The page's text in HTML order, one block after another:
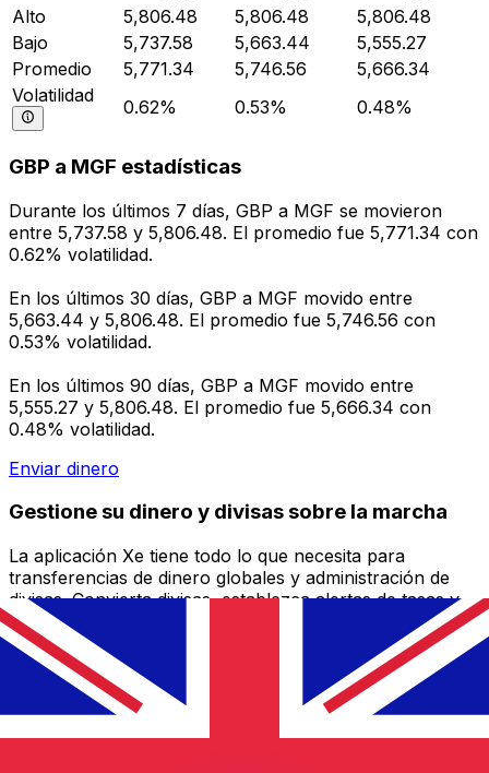
Alto
5,806.48 5,806.48
5,806.48
Bajo
5,737.58 5,663.44
5,555.27
Promedio
5,771.34 5,746.56
5,666.34
Volatilidad
0.62% 0.53% 0.48%
GBP a MGF estadísticas
Durante los últimos 7 días, GBP a MGF se movieron
entre 5,737.58 y 5,806.48. El promedio fue 5,771.34 con
0.62% volatilidad.
En los últimos 30 días, GBP a MGF movido entre
5,663.44 y 5,806.48. El promedio fue 5,746.56 con
0.53% volatilidad.
En los últimos 90 días, GBP a MGF movido entre
5,555.27 y 5,806.48. El promedio fue 5,666.34 con
0.48% volatilidad.
Enviar dinero
Gestione su dinero y divisas sobre la marcha
La aplicación Xe tiene todo lo que necesita para
transferencias de dinero globales y administración de
divisas. Convierta divisas, establezca alertas de tasas y
transfiera dinero al extranjero sin cargos ocultos.
¡Descárgalo hoy!